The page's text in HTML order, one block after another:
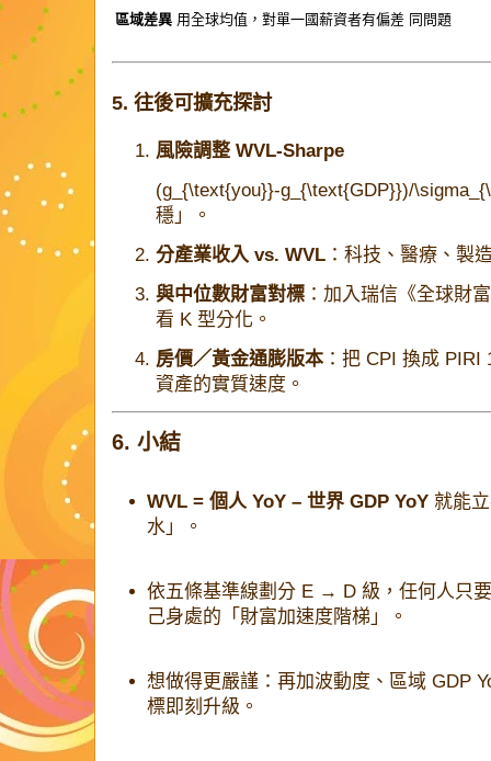
區域差異 用全球均值，對單一國薪資者有偏差 同問題
5. 往後可擴充探討
風險調整 WVL-Sharpe
(g_{\text{you}}-g_{\text{GDP}})/
穩」。
分產業收入 vs. WVL ：科技、醫療、製
與中位數財富對標 ：加入瑞信《全球財
看 K 型分化。
房價／黃金通膨版本：把 CPI 換成 PIRI
資產的實質速度。
6. 小結
WVL = 個人 YoY – 世界 GDP YoY 就能
水」。
依五條基準線劃分 E → D 級，任何人只
己身處的「財富加速度階梯」。
想做得更嚴謹：再加波動度、區域 GDP
標即刻升級。